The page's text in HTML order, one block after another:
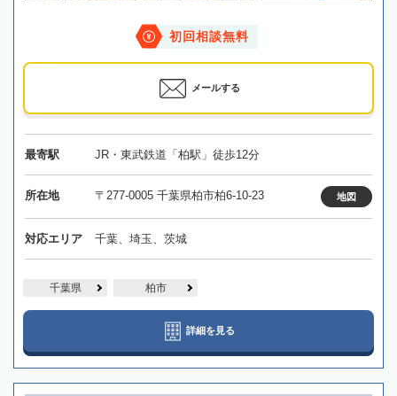
初回相談無料
メールする
最寄駅 JR・東武鉄道「柏駅」徒歩12分
所在地 〒277-0005 千葉県柏市柏6-10-23 地図
対応エリア 千葉、埼玉、茨城
千葉県 柏市
詳細を見る